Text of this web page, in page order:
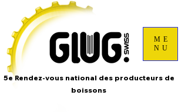
ME
NU
5e Rendez-vous national des producteurs de
boissons